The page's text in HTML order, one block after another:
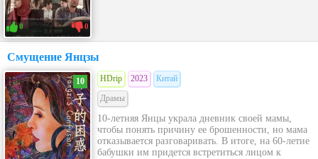
0 0
Смущение Янцзы
10 HDrip 2023
Китай
Драмы
10-летняя Янцы украла дневник своей мамы,
чтобы понять причину ее брошенности, но мама
отказывается разговаривать. В итоге, на 60-летие
бабушки им придется встретиться лицом к